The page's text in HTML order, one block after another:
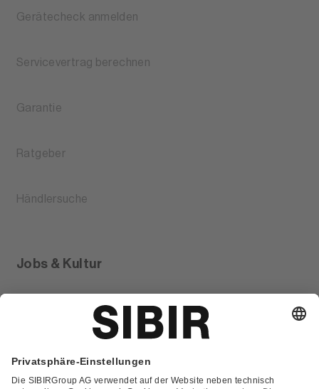
Gerätecheck anmelden
Servicevertrag berechnen
Garantie
Ratgeber
Händlersuche
Jobs & Kultur
Glossar